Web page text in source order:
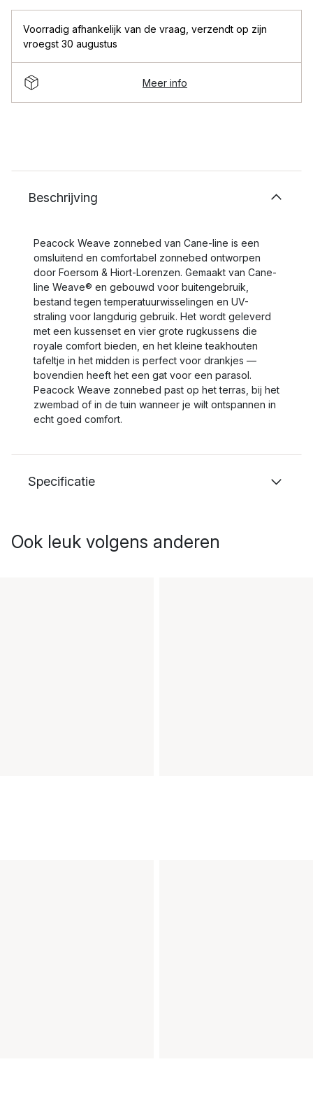
Voorradig afhankelijk van de vraag verzendt op zijn
vroegst 30 augustus
Meer info
Beschrijving
Peacock Weave zonnebed van Cane-line is een
omsluitend en comfortabel zonnebed ontworpen
door Foersom & Hiort-Lorenzen. Gemaakt van Cane-
line Weave® en gebouwd voor buitengebruik,
bestand tegen temperatuurwisselingen en UV-
straling voor langdurig gebruik. Het wordt geleverd
met een kussenset en vier grote rugkussens die
royale comfort bieden, en het kleine teakhouten
tafeltje in het midden is perfect voor drankjes —
bovendien heeft het een gat voor een parasol.
Peacock Weave zonnebed past op het terras, bij het
zwembad of in de tuin wanneer je wilt ontspannen in
echt goed comfort.
Specificatie
Ook leuk volgens anderen